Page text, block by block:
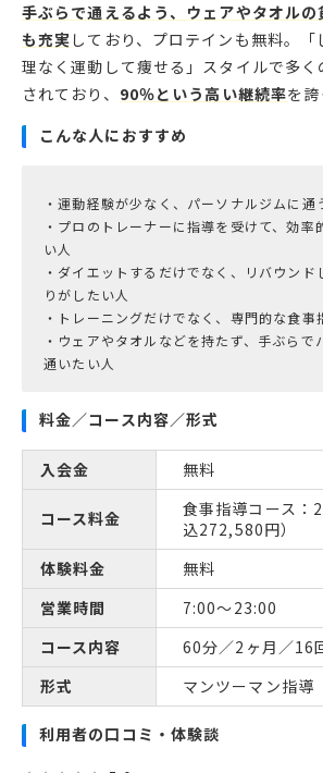
手ぶらで通えるよう、ウェアやタオルの
も充実 しており、プロテインも無料。「
理なく運動して痩せる」スタイルで多く
されており、 90％という高い継続率を誇
こんな人におすすめ
・運動経験が少なく、パーソナルジムに通
・プロのトレーナーに指導を受けて、効率
い人
・ダイエットするだけでなく、リバウンド
りがしたい人
・トレーニングだけでなく、専門的な食事
・ウェアやタオルなどを持たず、手ぶらで
通いたい人
料金／コース内容／形式
入会金 無料
コース料金
食事指導コース：
込272,580円）
体験料金
無料
営業時間
7:00～23:00
コース内容
60分／2ヶ月／16
形式
マンツーマン指導
利用者の口コミ・体験談